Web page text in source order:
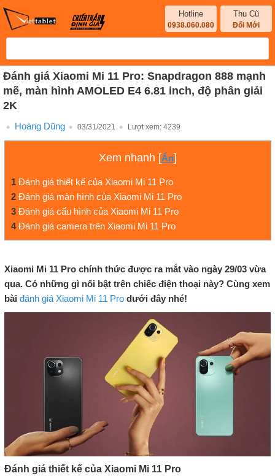
Hotline
0938.060.080
Thu Cũ
Đổi Mới
Đánh giá Xiaomi Mi 11 Pro: Snapdragon 888 mạnh
mẽ, màn hình AMOLED E4 6.81 inch, độ phân giải
2K
Hoàng Dũng 03/31/2021 Lượt xem: 4239
Xem nhanh [Ẩn]
1 Đánh giá thiết kế của Xiaomi Mi 11 Pro
2 Đánh giá màn hình của Xiaomi Mi 11 Pro
3 Đánh giá cấu hình của Xiaomi Mi 11 Pro
4 Đánh giá camera trên Xiaomi Mi 11 Pro
Xiaomi Mi 11 Pro chính thức được ra mắt vào ngày 29/03 vừa
qua. Có những gì nổi bật trên chiếc điện thoại này? Cùng xem
bài đánh giá Xiaomi Mi 11 Prodưới đây nhé!
Đánh giá thiết kế của Xiaomi Mi 11 Pro